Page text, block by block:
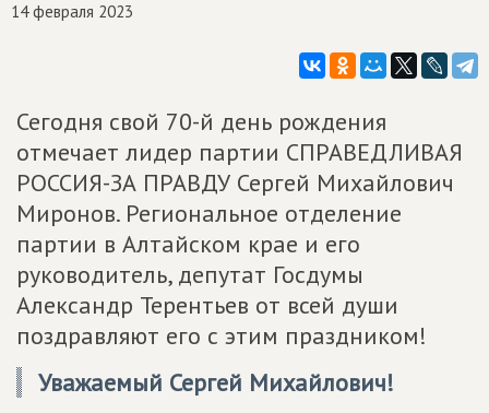
14 февраля 2023
Сегодня свой 70-й день рождения
отмечает лидер партии СПРАВЕДЛИВАЯ
РОССИЯ-ЗА ПРАВДУ Сергей Михайлович
Миронов. Региональное отделение
партии в Алтайском крае и его
руководитель, депутат Госдумы
Александр Терентьев от всей души
поздравляют его с этим праздником!
Уважаемый Сергей Михайлович!